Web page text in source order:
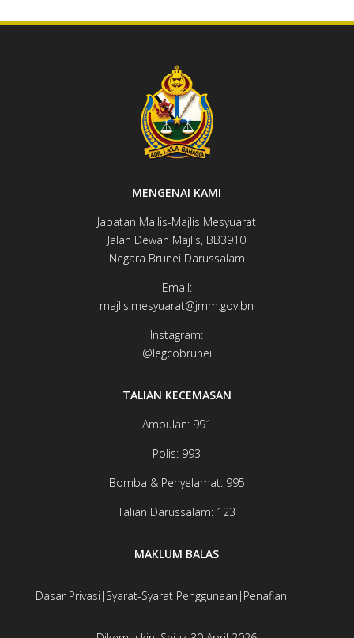
MENGENAI KAMI
Jabatan Majlis-Majlis Mesyuarat
Jalan Dewan ​​​​Majlis, BB3910​
Negara Brunei Darussalam
Email:
majlis.mesyuarat@jmm.gov.bn
Instagram:
@legcobrunei​​​​
TALIAN KECEMASAN
Ambulan: 991
Polis: 993
Bomba & Penyelamat: 995
Talian Darussalam: 123
MAKLUM BALAS
Dasar Privasi | Syarat-Syarat Penggunaan | Penafian